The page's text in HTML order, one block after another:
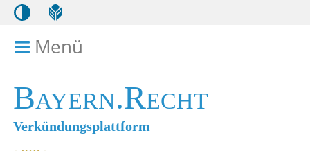
Menü
Bayern.Recht
Verkündungsplattform